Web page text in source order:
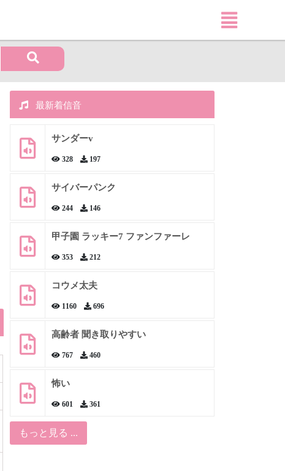
最新着信音
サンダーv
328 197
サイバーパンク
244 146
甲子園 ラッキー7 ファンファーレ
353 212
コウメ太夫
1160 696
高齢者 聞き取りやすい
767 460
怖い
601 361
もっと見る ...